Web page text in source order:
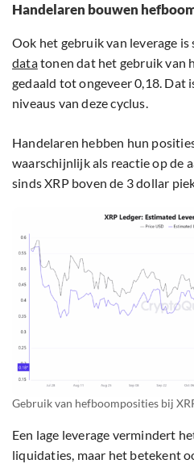
Handelaren bouwen
Ook het gebruik van leverage
datatonen dat het gebruik van
gedaald tot ongeveer 0,18. Dat
niveaus van deze cyclus.
Handelaren hebben hun
waarschijnlijk als reactie op de
sinds XRP boven de 3 dollar
Gebruik van hefboomposities bij
Een lage leverage vermindert
liquidaties, maar het betekent